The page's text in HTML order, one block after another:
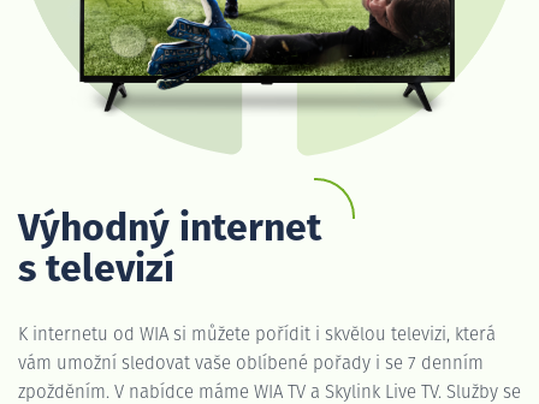
Výhodný internet
s televizí
K internetu od WIA si můžete pořídit i skvělou televizi, která
vám umožní sledovat vaše oblíbené pořady i se 7 denním
zpožděním. V nabídce máme WIA TV a Skylink Live TV. Služby se